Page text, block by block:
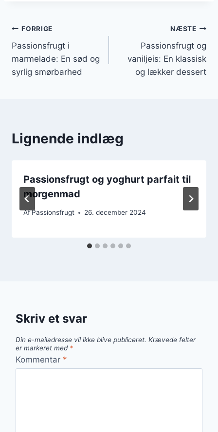
Indlægsnavigation
FORRIGE
Passionsfrugt i
marmelade: En sød og
syrlig smørbarhed
NÆSTE
Passionsfrugt og
vaniljeis: En klassisk
og lækker dessert
Lignende indlæg
Passionsfrugt og yoghurt parfait til
morgenmad
AfPassionsfrugt 26. december 2024
Skriv et svar
Din e-mailadresse vil ikke blive publiceret. Krævede felter
er markeret med *
Kommentar *